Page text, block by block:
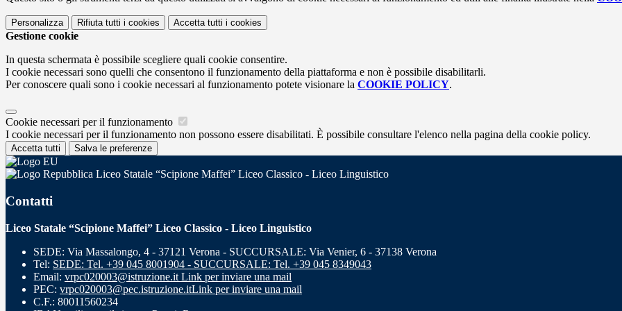
Personalizza Rifiuta tutti i cookies Accetta tutti i cookies
Gestione cookie
In questa schermata è possibile scegliere quali cookie consentire.
I cookie necessari sono quelli che consentono il funzionamento della piattaforma e non è possibile disabilitarli.
Per conoscere quali sono i cookie necessari al funzionamento potete visionare la COOKIE POLICY.
Cookie necessari per il funzionamento
I cookie necessari per il funzionamento non possono essere disabilitati. È possibile consultare l'elenco nella pagina della cookie policy.
Accetta tutti Salva le preferenze
Liceo Statale “Scipione Maffei” Liceo Classico - Liceo Linguistico
Contatti
Liceo Statale “Scipione Maffei” Liceo Classico - Liceo Linguistico
SEDE: Via Massalongo, 4 - 37121 Verona - SUCCURSALE: Via Venier, 6 - 37138 Verona
Tel: SEDE: Tel. +39 045 8001904 - SUCCURSALE: Tel. +39 045 8349043
Email: vrpc020003@istruzione.it Link per inviare una mail
PEC: vrpc020003@pec.istruzione.itLink per inviare una mail
C.F.: 80011560234